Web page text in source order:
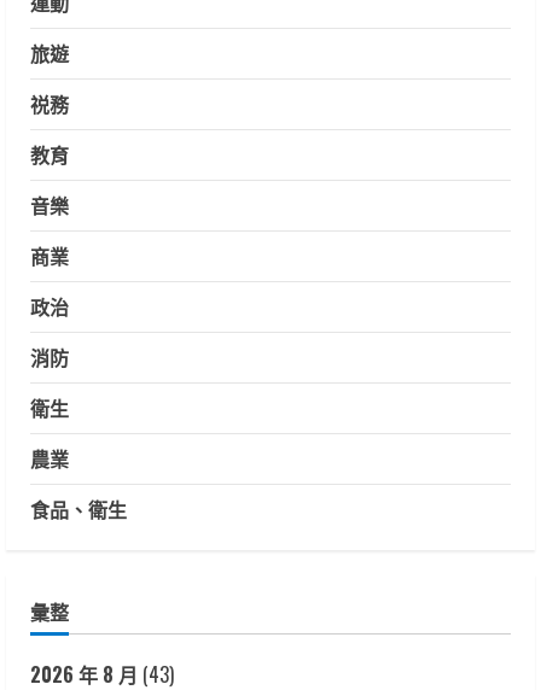
旅遊
祱務
教育
音樂
商業
政治
消防
衛生
農業
食品、衛生
彙整
2026 年 8 月 (43)